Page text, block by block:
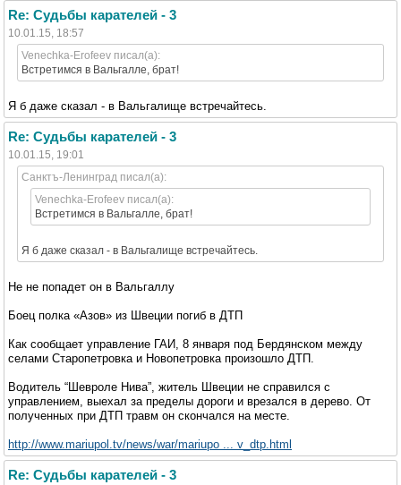
Re: Судьбы карателей - 3
10.01.15, 18:57
Venechka-Erofeev писал(а):
Встретимся в Вальгалле, брат!
Я б даже сказал - в Вальгалище встречайтесь.
Re: Судьбы карателей - 3
10.01.15, 19:01
Санктъ-Ленинград писал(а):
Venechka-Erofeev писал(а):
Встретимся в Вальгалле, брат!
Я б даже сказал - в Вальгалище встречайтесь.
Не не попадет он в Вальгаллу
Боец полка «Азов» из Швеции погиб в ДТП
Как сообщает управление ГАИ, 8 января под Бердянском между
селами Старопетровка и Новопетровка произошло ДТП.
Водитель “Шевроле Нива”, житель Швеции не справился с
управлением, выехал за пределы дороги и врезался в дерево. От
полученных при ДТП травм он скончался на месте.
http://www.mariupol.tv/news/war/mariupo ... v_dtp.html
Re: Судьбы карателей - 3